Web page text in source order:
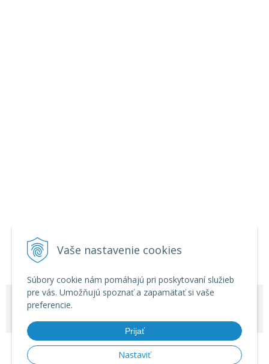
Vaše nastavenie cookies
Súbory cookie nám pomáhajú pri poskytovaní služieb
pre vás. Umožňujú spoznať a zapamätať si vaše
preferencie.
Prijať
Nastaviť
© 2026 Zábavná pyrotechnika - veľkoobchod •